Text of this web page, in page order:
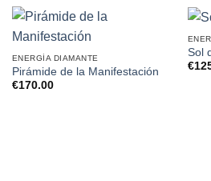
ENERGÍA DIAMANTE
Pirámide de la Manifestación
€170.00
Sol
€